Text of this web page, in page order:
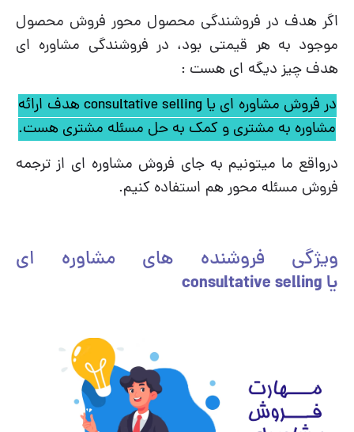
اگر هدف در فروشندگی محصول محور فروش محصول
موجود به هر قیمتی بود، در فروشندگی مشاوره ای
هدف چیز دیگه ای هست :
در فروش مشاوره ای یا consultative sellingهدف ارائه
مشاوره به مشتری و کمک به حل مسئله مشتری هست.
درواقع ما میتونیم به جای فروش مشاوره ای از ترجمه
فروش مسئله محور هم استفاده کنیم.
ویژگی فروشنده های مشاوره ای
یا consultative selling